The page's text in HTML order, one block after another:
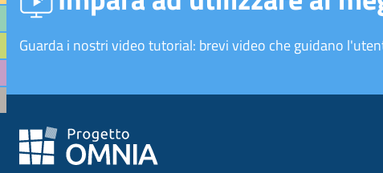
Guarda i nostri video tutorial: brevi video che guidano